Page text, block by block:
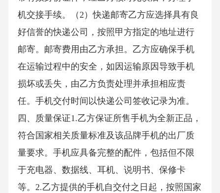
机交接手续。（2）快递邮寄乙方应选择具有良
好信誉的快递公司，按照甲方指定的地址进行
邮寄。邮寄费用由乙方承担。乙方应确保手机
在运输过程中的安全，如因运输原因导致手机
损坏或丢失，由乙方负责处理并承担相应责
任。手机交付时间以快递公司签收记录为准。
四、质量保证1.乙方保证所售手机为全新正品，
符合国家相关质量标准及该品牌手机的出厂质
量要求。手机应具备完整的配件，包括但不限
于充电器、数据线、耳机、说明书、保修卡
等。2.乙方提供的手机自交付之日起，按照国家